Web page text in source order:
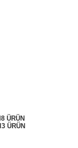
8 ÜRÜN
3 ÜRÜN